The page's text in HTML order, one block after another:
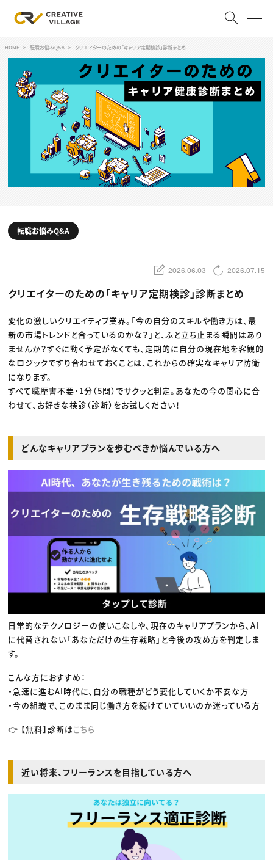
ログイン 会員登録
クリエイター求人を探す
CREATIVE JOB求人検索
特集求人
採用説明会
スキルアップしたい！
デザイン
編集・ライティング
マーケティング
業界解説・キャリア事情
お役立ち基礎知識
TOP Creator’s コラム
Webクリエイター
アプリクリエイター
映像クリエイター
マーケッター
クリエイターインタビュー
C＆R Magazine
セミナー
ニュース・トレンド
ニュース・トレンド トップ
Web
映像
ゲーム・エンタメ
広告
出版
CREATIVE VILLAGEからのお知らせ
HOME 転職お悩みQ&A クリエイターのための「キャリア定期検診」診断まとめ
転職お悩みQ&A
2026.06.03 2026.07.15
クリエイターのための「キャリア定期検診」診断まとめ
変化の激しいクリエイティブ業界。「今の自分のスキルや働き方は、最
新の市場トレンドと合っているのかな？」と、ふと立ち止まる瞬間はあり
ませんか？すぐに動く予定がなくても、定期的に自分の現在地を客観的
なロジックですり合わせておくことは、これからの確実なキャリア防衛
になります。
すべて職歴書不要・1分（5問）でサクッと判定。あなたの今の関心に合
わせて、お好きな検診（診断）をお試しください！
どんなキャリアプランを歩むべきか悩んでいる方へ
日常的なテクノロジーの使いこなしや、現在のキャリアプランから、AI
に代替されない「あなただけの生存戦略」と今後の攻め方を判定しま
す。
こんな方におすすめ：
・急速に進むAI時代に、自分の職種がどう変化していくか不安な方
・今の組織で、このまま同じ働き方を続けていていいのか迷っている方
👉 【無料】診断はこちら
近い将来、フリーランスを目指している方へ